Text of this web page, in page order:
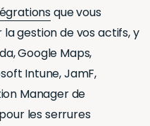
que vous
gestion de vos actifs, y
Google Maps,
Intune, JamF,
Manager de
les serrures